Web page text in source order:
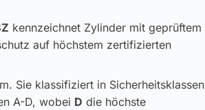
kennzeichnet Zylinder mit geprüftem
auf höchstem zertifizierten
Sie klassifiziert in Sicherheitsklassen
A-D, wobei D die höchste